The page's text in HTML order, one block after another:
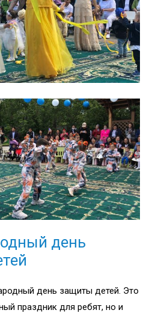
день
день защиты детей. Это
праздник для ребят, но и